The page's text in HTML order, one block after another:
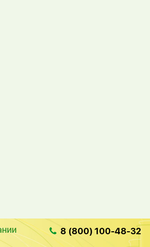
8 (800) 100-48-32